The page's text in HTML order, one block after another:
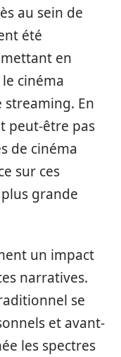
au sein de
été
en
cinéma
En
peut-être pas
de cinéma
sur ces
grande
un impact
narratives.
se
et avant-
les spectres